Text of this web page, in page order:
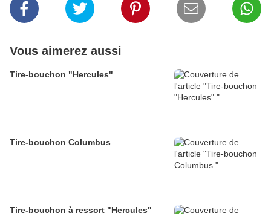
Vous aimerez aussi
Tire-bouchon "Hercules"
Tire-bouchon Columbus
Tire-bouchon à ressort "Hercules"